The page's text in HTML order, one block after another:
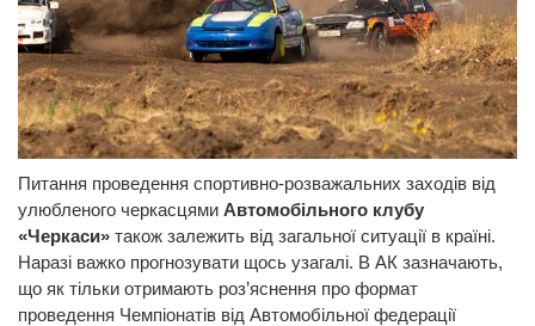
Питання проведення спортивно-розважальних заходів від
улюбленого черкасцями Автомобільного клубу
«Черкаси» також залежить від загальної ситуації в країні.
Наразі важко прогнозувати щось узагалі. В АК зазначають,
що як тільки отримають роз’яснення про формат
проведення Чемпіонатів від Автомобільної федерації